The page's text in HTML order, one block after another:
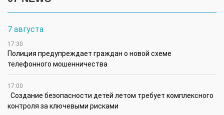
7 августа
17:30
Полиция предупреждает граждан о новой схеме
телефонного мошенничества
17:00
Создание безопасности детей летом требует комплексного
контроля за ключевыми рисками